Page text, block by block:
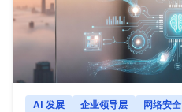
AI 发展 企业领导层 网络安全